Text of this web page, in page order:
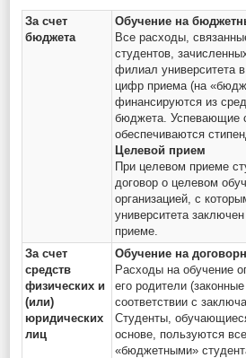
За счет
бюджета
Обучение на
Все расходы,
студентов,
филиал университета
цифр приема (на
финансируются из
бюджета. Успевающие
обеспечиваются
Целевой прием
При целевом приеме
договор о целевом
организацией, с
университета
приеме.
За счет
средств
физических и
(или)
юридических
лиц
Обучение на
Расходы на обучение
его родители
соответствии с
Студенты,
основе, пользуются
«бюджетными»